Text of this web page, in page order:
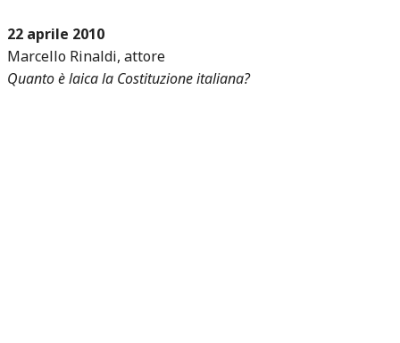
22 aprile 2010
Marcello Rinaldi, attore
Quanto è laica la Costituzione italiana?